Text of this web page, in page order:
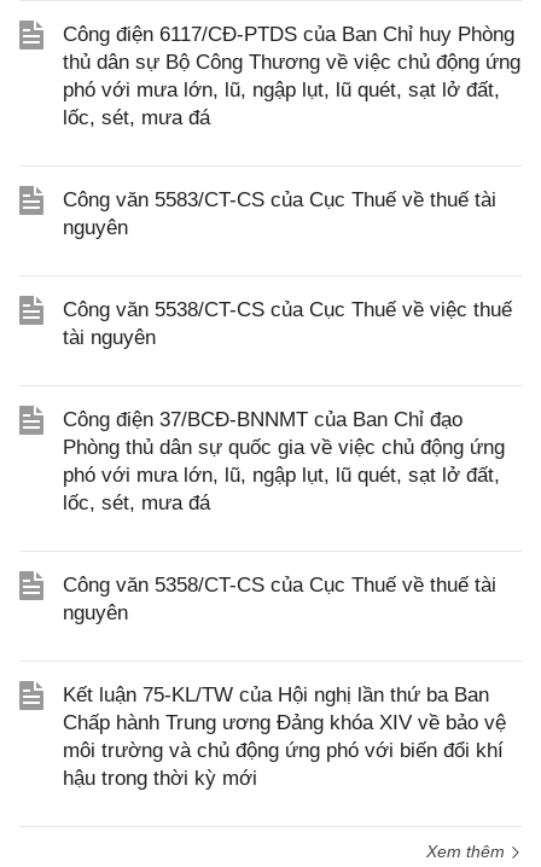
Công điện 6117/CĐ-PTDS của Ban Chỉ huy Phòng
thủ dân sự Bộ Công Thương về việc chủ động ứng
phó với mưa lớn, lũ, ngập lụt, lũ quét, sạt lở đất,
lốc, sét, mưa đá
Công văn 5583/CT-CS của Cục Thuế về thuế tài
nguyên
Công văn 5538/CT-CS của Cục Thuế về việc thuế
tài nguyên
Công điện 37/BCĐ-BNNMT của Ban Chỉ đạo
Phòng thủ dân sự quốc gia về việc chủ động ứng
phó với mưa lớn, lũ, ngập lụt, lũ quét, sạt lở đất,
lốc, sét, mưa đá
Công văn 5358/CT-CS của Cục Thuế về thuế tài
nguyên
Kết luận 75-KL/TW của Hội nghị lần thứ ba Ban
Chấp hành Trung ương Đảng khóa XIV về bảo vệ
môi trường và chủ động ứng phó với biến đổi khí
hậu trong thời kỳ mới
Xem thêm